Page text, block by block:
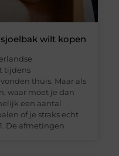
wilt kopen
tijdens
thuis. Maar als
waar moet je dan
een aantal
of je straks echt
De afmetingen